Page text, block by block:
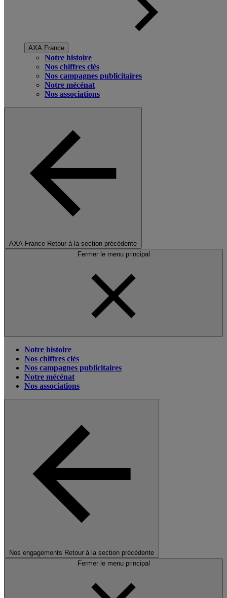
AXA France
Notre histoire
Nos chiffres clés
Nos campagnes publicitaires
Notre mécénat
Nos associations
AXA France Retour à la section précédente
Fermer le menu principal
Notre histoire
Nos chiffres clés
Nos campagnes publicitaires
Notre mécénat
Nos associations
Nos engagements Retour à la section précédente
Fermer le menu principal